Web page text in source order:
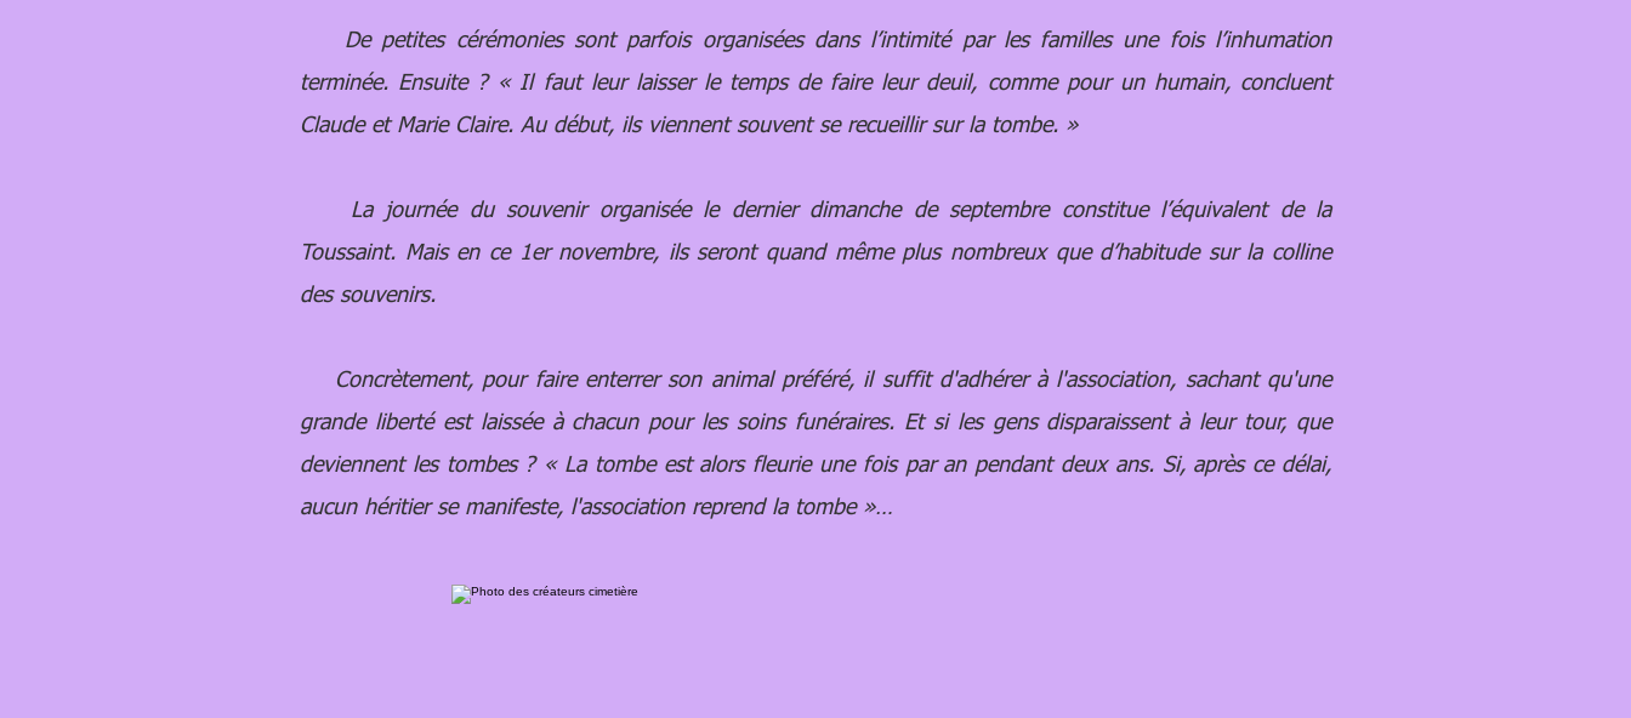
De petites cérémonies sont parfois organisées dans l’intimité par les familles une fois l’inhumation
terminée. Ensuite ? « Il faut leur laisser le temps de faire leur deuil, comme pour un humain, concluent
Claude et Marie Claire. Au début, ils viennent souvent se recueillir sur la tombe. »
La journée du souvenir organisée le dernier dimanche de septembre constitue l’équivalent de la
Toussaint. Mais en ce 1er novembre, ils seront quand même plus nombreux que d’habitude sur la colline
des souvenirs.
Concrètement, pour faire enterrer son animal préféré, il suffit d'adhérer à l'association, sachant qu'une
grande liberté est laissée à chacun pour les soins funéraires. Et si les gens disparaissent à leur tour, que
deviennent les tombes ? « La tombe est alors fleurie une fois par an pendant deux ans. Si, après ce délai,
aucun héritier se manifeste, l'association reprend la tombe »…